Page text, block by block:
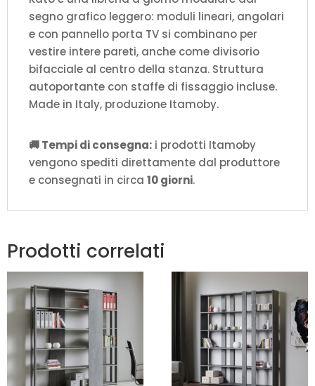
segno grafico leggero: moduli lineari, angolari
e con pannello porta TV si combinano per
vestire intere pareti, anche come divisorio
bifacciale al centro della stanza. Struttura
autoportante con staffe di fissaggio incluse.
Made in Italy, produzione Itamoby.
🚚 Tempi di consegna: i prodotti Itamoby
vengono spediti direttamente dal produttore
e consegnati in circa 10 giorni.
Prodotti correlati